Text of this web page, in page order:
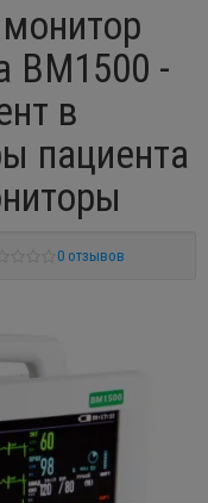
BM1500 -
в
пациента
0 отзывов